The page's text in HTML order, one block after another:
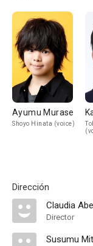
Ayumu Murase
Shoyo Hinata (voice)
Dirección
Claudia
Director
Susumu